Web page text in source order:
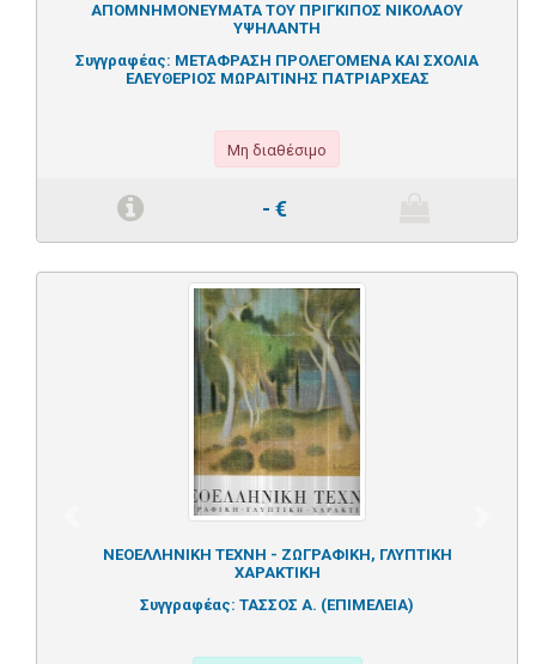
ΑΠΟΜΝΗΜΟΝΕΥΜΑΤΑ ΤΟΥ ΠΡΙΓΚΙΠΟΣ ΝΙΚΟΛΑΟΥ
ΥΨΗΛΑΝΤΗ
Συγγραφέας: ΜΕΤΑΦΡΑΣΗ ΠΡΟΛΕΓΟΜΕΝΑ ΚΑΙ ΣΧΟΛΙΑ
ΕΛΕΥΘΕΡΙΟΣ ΜΩΡΑΙΤΙΝΗΣ ΠΑΤΡΙΑΡΧΕΑΣ
Μη διαθέσιμο
- €
ΝΕΟΕΛΛΗΝΙΚΗ ΤΕΧΝΗ - ΖΩΓΡΑΦΙΚΗ, ΓΛΥΠΤΙΚΗ
ΧΑΡΑΚΤΙΚΗ
Συγγραφέας: ΤΑΣΣΟΣ Α. (ΕΠΙΜΕΛΕΙΑ)